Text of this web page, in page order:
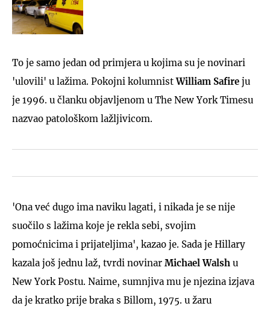
To je samo jedan od primjera u kojima su je novinari
'ulovili' u lažima. Pokojni kolumnistWilliam Safire ju
je 1996. u članku objavljenom u The New York Timesu
nazvao patološkom lažljivicom.
'Ona već dugo ima naviku lagati, i nikada je se nije
suočilo s lažima koje je rekla sebi, svojim
pomoćnicima i prijateljima', kazao je. Sada je Hillary
kazala još jednu laž, tvrdi novinar Michael Walsh u
New York Postu. Naime, sumnjiva mu je njezina izjava
da je kratko prije braka s Billom, 1975. u žaru